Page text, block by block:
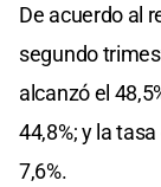
De acuerdo al
segundo
alcanzó el
44,8%; y la
7,6%.